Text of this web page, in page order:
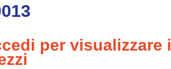
per visualizzare i